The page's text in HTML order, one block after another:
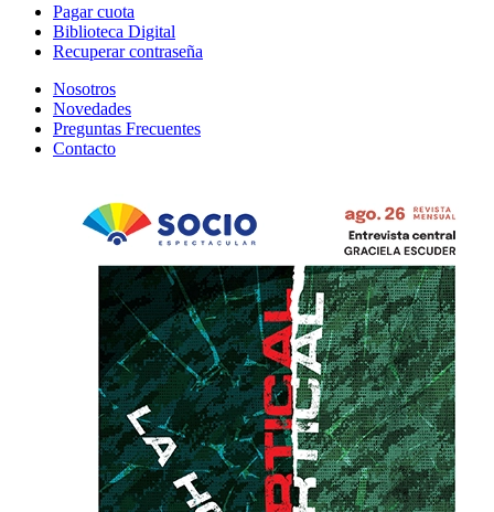
Pagar cuota
Biblioteca Digital
Recuperar contraseña
Nosotros
Novedades
Preguntas Frecuentes
Contacto